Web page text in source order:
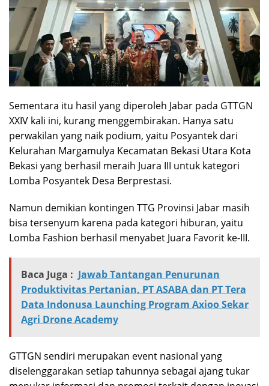
Sementara itu hasil yang diperoleh Jabar pada GTTGN
XXIV kali ini, kurang menggembirakan. Hanya satu
perwakilan yang naik podium, yaitu Posyantek dari
Kelurahan Margamulya Kecamatan Bekasi Utara Kota
Bekasi yang berhasil meraih Juara III untuk kategori
Lomba Posyantek Desa Berprestasi.
Namun demikian kontingen TTG Provinsi Jabar masih
bisa tersenyum karena pada kategori hiburan, yaitu
Lomba Fashion berhasil menyabet Juara Favorit ke-III.
Baca Juga : Jawab Tantangan Penurunan
Produktivitas Pertanian, PT ASABA dan PT Tera
Data Indonusa Launching Program Axioo Sekar
Agri Drone Academy
GTTGN sendiri merupakan event nasional yang
diselenggarakan setiap tahunnya sebagai ajang tukar